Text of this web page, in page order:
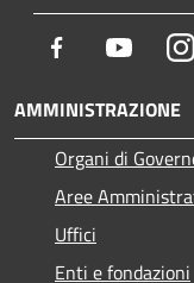
Facebook Youtube
AMMINISTRAZIONE
Organi di
Aree
Uffici
Enti e fondazioni